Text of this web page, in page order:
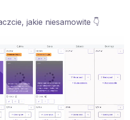
jakie niesamowite 👇